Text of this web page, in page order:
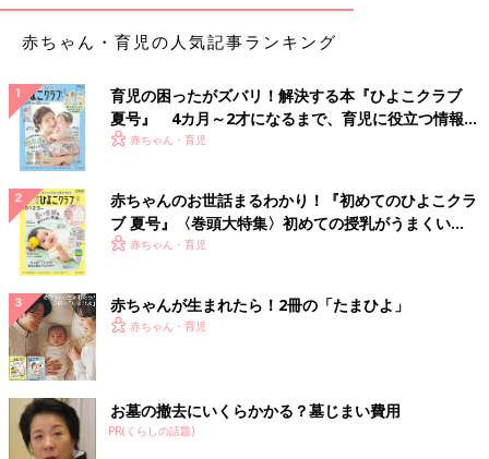
赤ちゃん・育児の人気記事ランキング
育児の困ったがズバリ！解決する本『ひよこクラブ
夏号』 4カ月～2才になるまで、育児に役立つ情報が
いっぱい！
赤ちゃん・育児
赤ちゃんのお世話まるわかり！『初めてのひよこクラ
ブ 夏号』〈巻頭大特集〉初めての授乳がうまくい
く！ おっぱい・ミルクの基本と夏のトラブル 解決テ
赤ちゃん・育児
赤ちゃんが生まれたら！2冊の「たまひよ」
赤ちゃん・育児
お墓の撤去にいくらかかる？墓じまい費用
PR(くらしの話題)